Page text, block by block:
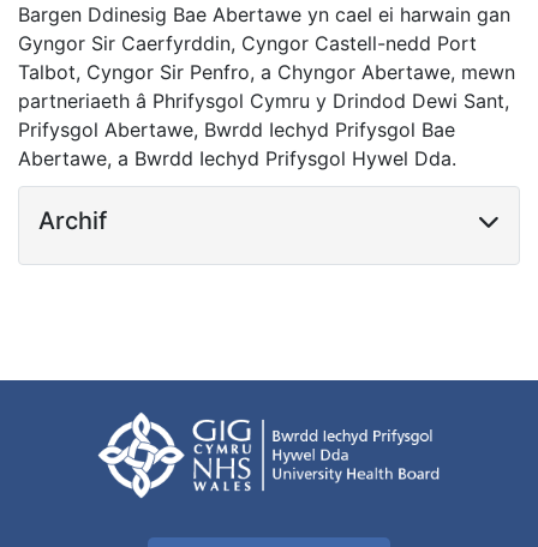
Bargen Ddinesig Bae Abertawe yn cael ei harwain gan
Gyngor Sir Caerfyrddin, Cyngor Castell-nedd Port
Talbot, Cyngor Sir Penfro, a Chyngor Abertawe, mewn
partneriaeth â Phrifysgol Cymru y Drindod Dewi Sant,
Prifysgol Abertawe, Bwrdd Iechyd Prifysgol Bae
Abertawe, a Bwrdd Iechyd Prifysgol Hywel Dda.
Archif